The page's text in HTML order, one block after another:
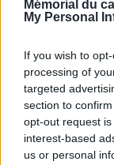
Mémorial du
My Personal
If you wish to
processing of
targeted
section to
opt-out request
interest-based
us or personal
Restez